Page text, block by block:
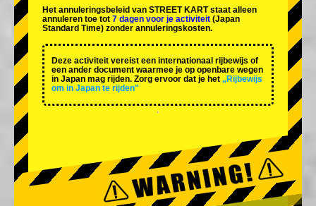
Het annuleringsbeleid van STREET KART staat alleen
annuleren toe tot 7 dagen voor je activiteit (Japan
Standard Time) zonder annuleringskosten.
Deze activiteit vereist een internationaal rijbewijs of
een ander document waarmee je op openbare wegen
in Japan mag rijden. Zorg ervoor dat je het „Rijbewijs
om in Japan te rijden"